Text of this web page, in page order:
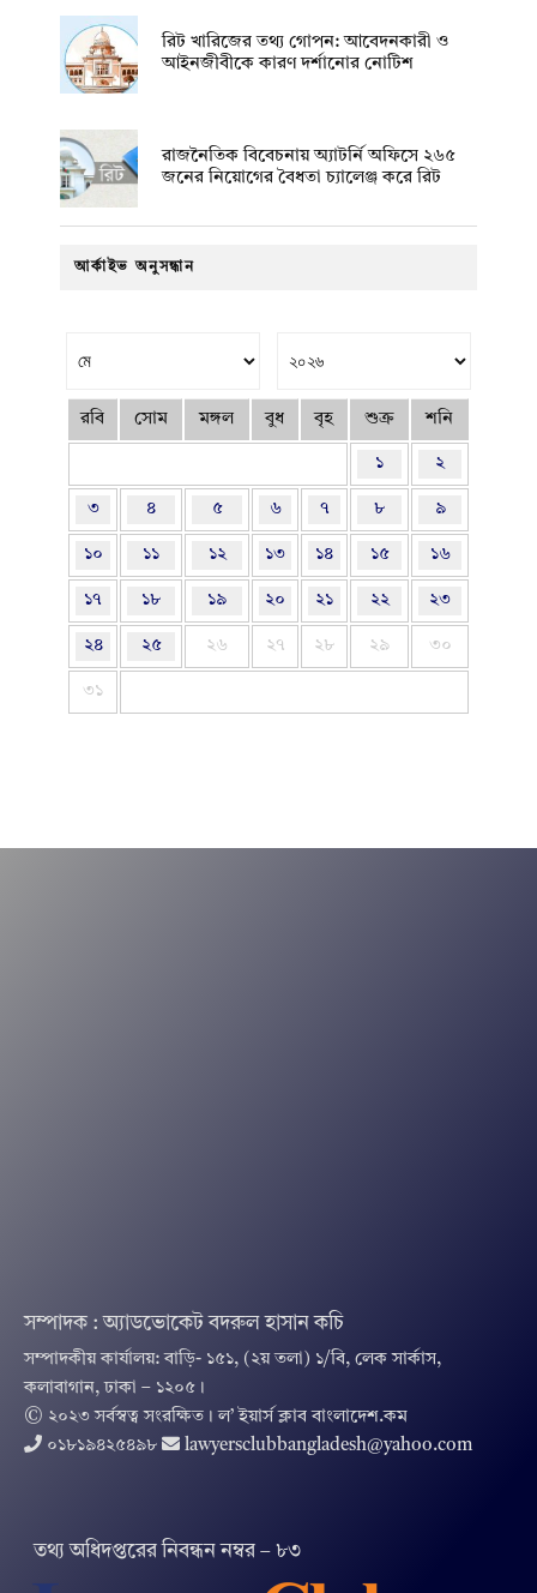
রিট খারিজের তথ্য গোপন: আবেদনকারী ও
আইনজীবীকে কারণ দর্শানোর নোটিশ
রাজনৈতিক বিবেচনায় অ‍্যাটর্নি অফিসে ২৬৫
জনের নিয়োগের বৈধতা চ্যালেঞ্জ করে রিট
আর্কাইভ অনুসন্ধান
রবি সোম মঙ্গল বুধ বৃহ শুক্র শনি
১ ২
৩ ৪ ৫ ৬ ৭ ৮ ৯
১০ ১১ ১২ ১৩ ১৪ ১৫ ১৬
১৭ ১৮ ১৯ ২০ ২১ ২২ ২৩
২৪ ২৫ ২৬ ২৭ ২৮ ২৯ ৩০
৩১
সম্পাদক : অ্যাডভোকেট বদরুল হাসান কচি
সম্পাদকীয় কার্যালয়: বাড়ি- ১৫১, (২য় তলা) ১/বি, লেক সার্কাস,
কলাবাগান, ঢাকা – ১২০৫।
© ২০২৩ সর্বস্বত্ব সংরক্ষিত । ল’ ইয়ার্স ক্লাব বাংলাদেশ.কম
০১৮১৯৪২৫৪৯৮
lawyersclubbangladesh@yahoo.com
তথ‌্য অ‌ধিদপ্ত‌রের নিবন্ধন নম্বর – ৮৩